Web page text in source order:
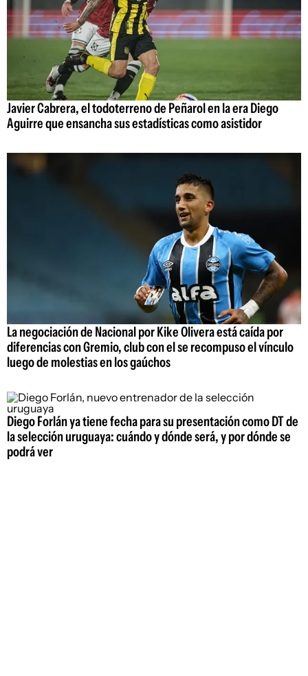
Javier Cabrera, el todoterreno de Peñarol en la era Diego
Aguirre que ensancha sus estadísticas como asistidor
La negociación de Nacional por Kike Olivera está caída por
diferencias con Gremio, club con el se recompuso el vínculo
luego de molestias en los gaúchos
Diego Forlán ya tiene fecha para su presentación como DT de
la selección uruguaya: cuándo y dónde será, y por dónde se
podrá ver